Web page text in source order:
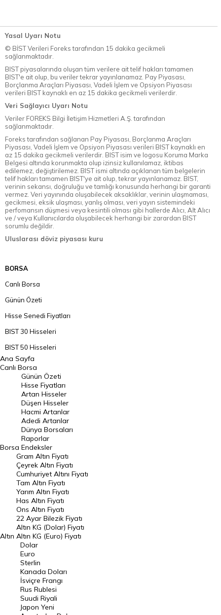
Yasal Uyarı Notu
© BİST Verileri Foreks tarafından 15 dakika gecikmeli
sağlanmaktadır.
BIST piyasalarında oluşan tüm verilere ait telif hakları tamamen
BIST'e ait olup, bu veriler tekrar yayınlanamaz. Pay Piyasası,
Borçlanma Araçları Piyasası, Vadeli İşlem ve Opsiyon Piyasası
verileri BIST kaynaklı en az 15 dakika gecikmeli verilerdir.
Veri Sağlayıcı Uyarı Notu
Veriler FOREKS Bilgi İletişim Hizmetleri A.Ş. tarafından
sağlanmaktadır.
Foreks tarafından sağlanan Pay Piyasası, Borçlanma Araçları
Piyasası, Vadeli İşlem ve Opsiyon Piyasası verileri BIST kaynaklı en
az 15 dakika gecikmeli verilerdir. BIST isim ve logosu Koruma Marka
Belgesi altında korunmakta olup izinsiz kullanılamaz, iktibas
edilemez, değiştirilemez. BIST ismi altında açıklanan tüm belgelerin
telif hakları tamamen BIST'ye ait olup, tekrar yayınlanamaz. BIST,
verinin sekansı, doğruluğu ve tamlığı konusunda herhangi bir garanti
vermez. Veri yayınında oluşabilecek aksaklıklar, verinin ulaşmaması,
gecikmesi, eksik ulaşması, yanlış olması, veri yayın sistemindeki
perfomansın düşmesi veya kesintili olması gibi hallerde Alıcı, Alt Alıcı
ve / veya Kullanıcılarda oluşabilecek herhangi bir zarardan BIST
sorumlu değildir.
Uluslarası döviz piyasası kuru
BORSA
Canlı Borsa
Günün Özeti
Hisse Senedi Fiyatları
BIST 30 Hisseleri
BIST 50 Hisseleri
BIST 100 Hisseleri
En Çok Artan Hisseler
En Çok Düşen Hisseler
Hacmi Artanlar
Geçmiş Kapanışlar
Dünya Borsaları
Raporlar
Endeksler
DÖVİZ
Döviz Kuru
Dolar Kuru
Euro Kuru
Pound Kuru
Frank Kuru
Riyal Kuru
Avustralya Doları
Ana Sayfa
Canlı Borsa
Borsa
Günün Özeti
Hisse Fiyatları
Artan Hisseler
Düşen Hisseler
Hacmi Artanlar
Adedi Artanlar
Dünya Borsaları
Raporlar
Endeksler
Altın
Gram Altın Fiyatı
Çeyrek Altın Fiyatı
Cumhuriyet Altını Fiyatı
Tam Altın Fiyatı
Yarım Altın Fiyatı
Has Altın Fiyatı
Ons Altın Fiyatı
22 Ayar Bilezik Fiyatı
Altın KG (Dolar) Fiyatı
Altın KG (Euro) Fiyatı
Dolar
Euro
Sterlin
Kanada Doları
İsviçre Frangı
Rus Rublesi
Suudi Riyali
Japon Yeni